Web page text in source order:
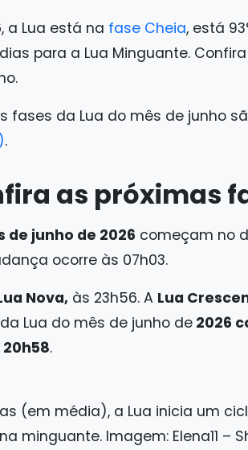
a Lua está na fase Cheia, está
para a Lua Minguante.
fases da Lua do mês de junho
.
as próximas
de junho de 2026 começam no
ocorre às 07h03.
Nova, às 23h56. A Lua
Lua do mês de junho de 2026
20h58.
(em média), a Lua inicia um
minguante. Imagem: Elena11 –